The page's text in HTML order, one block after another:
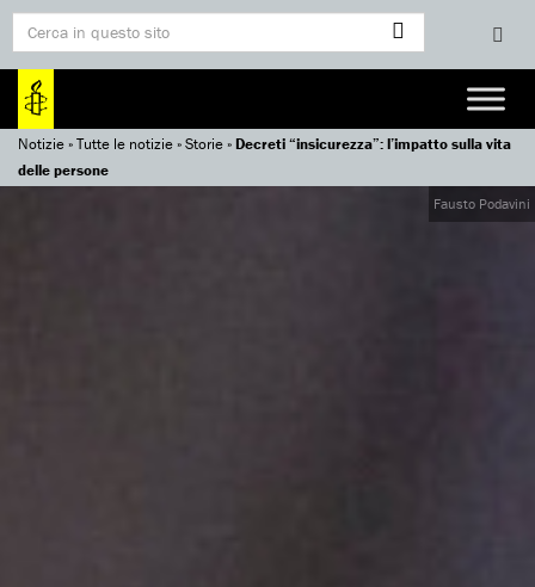
Notizie»Tutte le notizie»Storie»Decreti “insicurezza”: l’impatto sulla vita
delle persone
Fausto Podavini